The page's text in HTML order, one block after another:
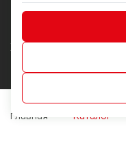
История Компании
Журнал
Наши марки
Брендирование
Главная Каталог